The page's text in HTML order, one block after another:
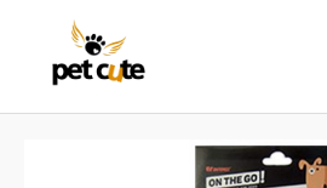
περιεχόμενο